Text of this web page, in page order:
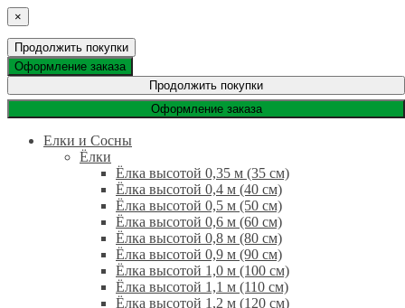
×
Продолжить покупки
Оформление заказа
Продолжить покупки
Оформление заказа
Елки и Сосны
Ёлки
Ёлка высотой 0,35 м (35 см)
Ёлка высотой 0,4 м (40 см)
Ёлка высотой 0,5 м (50 см)
Ёлка высотой 0,6 м (60 см)
Ёлка высотой 0,8 м (80 см)
Ёлка высотой 0,9 м (90 см)
Ёлка высотой 1,0 м (100 см)
Ёлка высотой 1,1 м (110 см)
Ёлка высотой 1,2 м (120 см)